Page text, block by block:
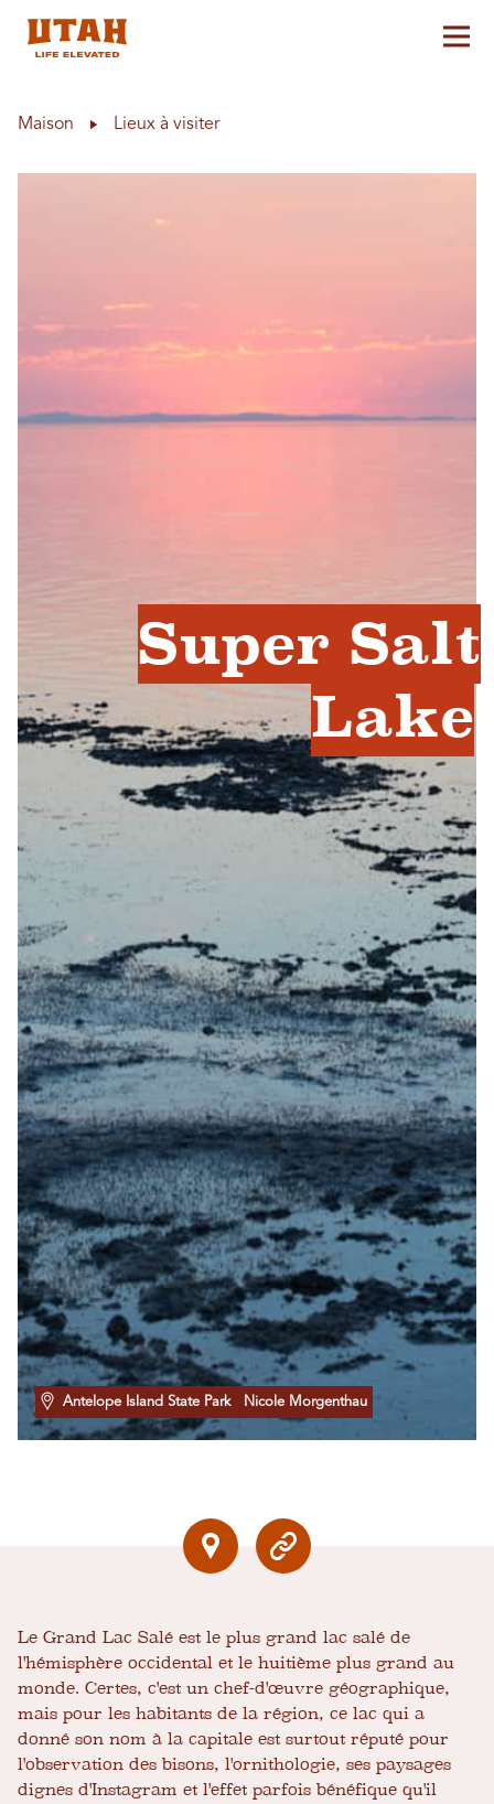
Maison Lieux à visiter
Super Salt
Lake
Antelope Island State Park Nicole Morgenthau
Le Grand Lac Salé est le plus grand lac salé de
l'hémisphère occidental et le huitième plus grand au
monde. Certes, c'est un chef-d'œuvre géographique,
mais pour les habitants de la région, ce lac qui a
donné son nom à la capitale est surtout réputé pour
l'observation des bisons, l'ornithologie, ses paysages
dignes d'Instagram et l'effet parfois bénéfique qu'il